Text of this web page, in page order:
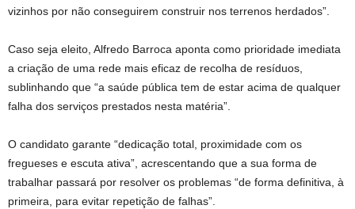
vizinhos por não conseguirem construir nos terrenos herdados”.
Caso seja eleito, Alfredo Barroca aponta como prioridade imediata
a criação de uma rede mais eficaz de recolha de resíduos,
sublinhando que “a saúde pública tem de estar acima de qualquer
falha dos serviços prestados nesta matéria”.
O candidato garante “dedicação total, proximidade com os
fregueses e escuta ativa”, acrescentando que a sua forma de
trabalhar passará por resolver os problemas “de forma definitiva, à
primeira, para evitar repetição de falhas”.